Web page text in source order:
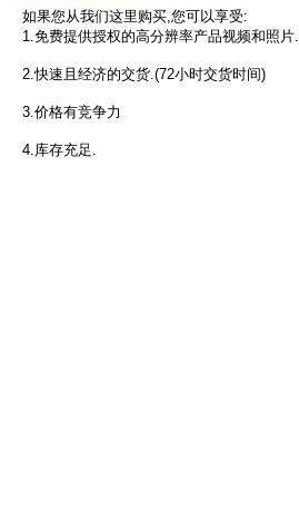
如果您从我们这里购买,您可以享受:
1.免费提供授权的高分辨率产品视频和照片.
2.快速且经济的交货.(72小时交货时间)
3.价格有竞争力
4.库存充足.